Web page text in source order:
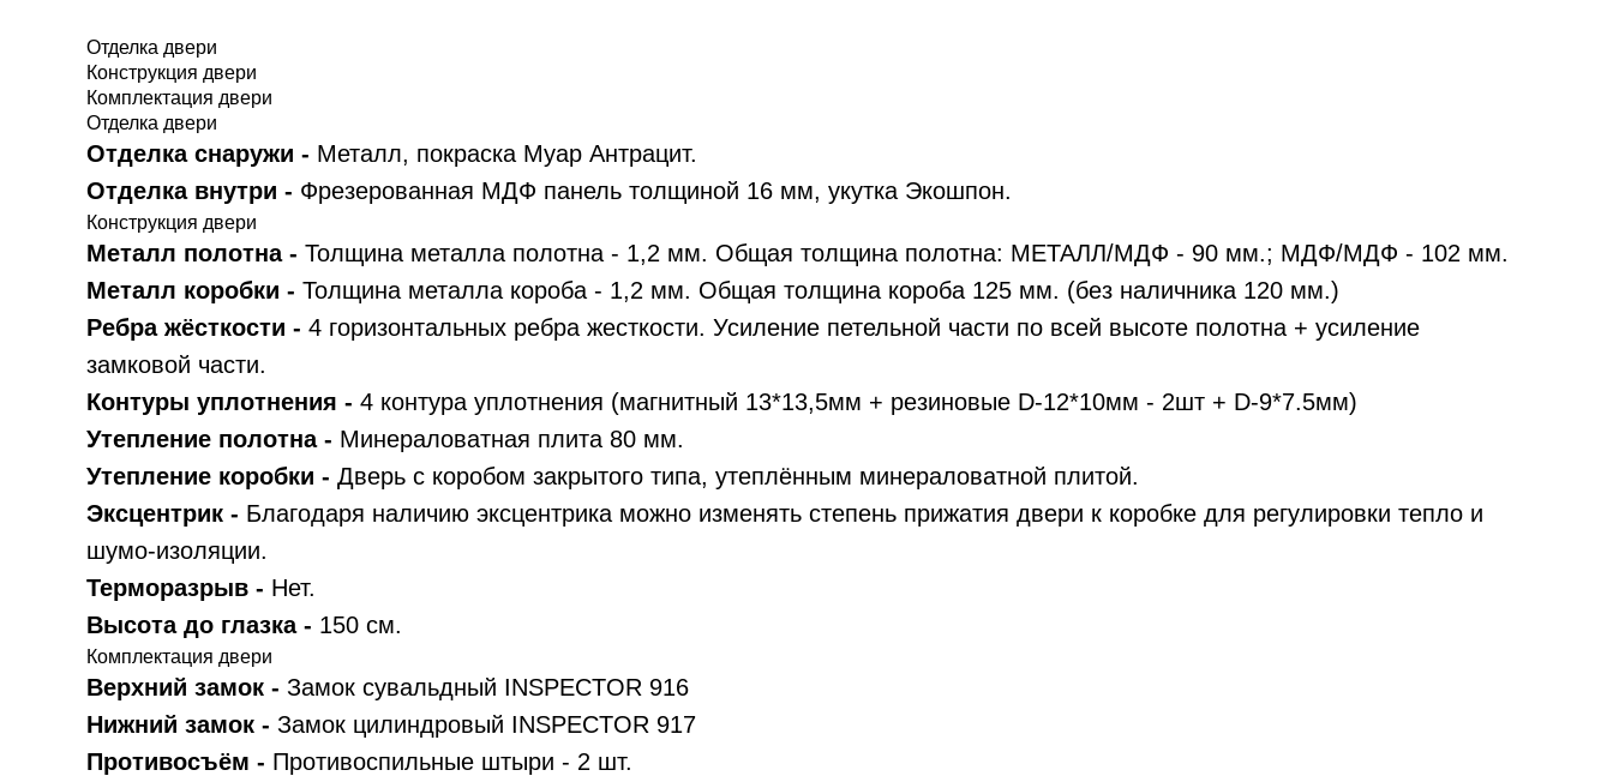
Отделка двери
Конструкция двери
Комплектация двери
Отделка двери
Отделка снаружи - Металл, покраска Муар Антрацит.
Отделка внутри - Фрезерованная МДФ панель толщиной 16 мм, укутка Экошпон.
Конструкция двери
Металл полотна - Толщина металла полотна - 1,2 мм. Общая толщина полотна: МЕТАЛЛ/МДФ - 90 мм.; МДФ/МДФ - 102 мм.
Металл коробки - Толщина металла короба - 1,2 мм. Общая толщина короба 125 мм. (без наличника 120 мм.)
Ребра жёсткости - 4 горизонтальных ребра жесткости. Усиление петельной части по всей высоте полотна + усиление
замковой части.
Контуры уплотнения - 4 контура уплотнения (магнитный 13*13,5мм + резиновые D-12*10мм - 2шт + D-9*7.5мм)
Утепление полотна - Минераловатная плита 80 мм.
Утепление коробки - Дверь с коробом закрытого типа, утеплённым минераловатной плитой.
Эксцентрик - Благодаря наличию эксцентрика можно изменять степень прижатия двери к коробке для регулировки тепло и
шумо-изоляции.
Терморазрыв - Нет.
Высота до глазка - 150 см.
Комплектация двери
Верхний замок - Замок сувальдный INSPECTOR 916
Нижний замок - Замок цилиндровый INSPECTOR 917
Противосъём - Противоспильные штыри - 2 шт.